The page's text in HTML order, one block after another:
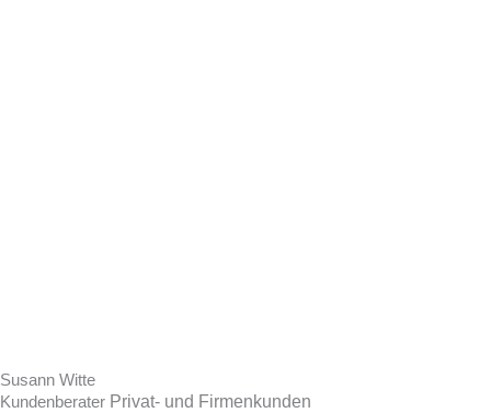
Susann Witte
Kundenberater Privat- und Firmenkunden